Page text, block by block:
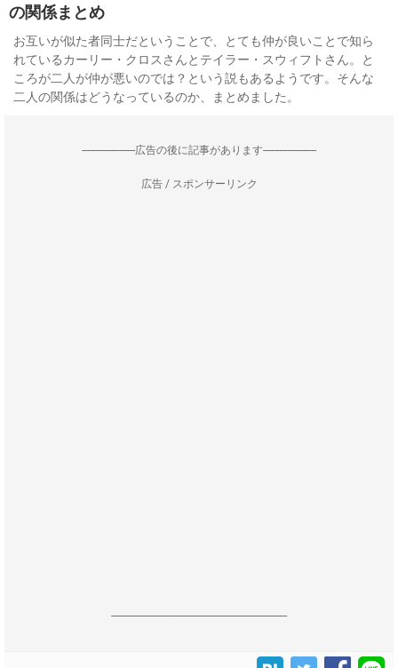
の関係まとめ
お互いが似た者同士だということで、とても仲が良いことで知ら
れているカーリー・クロスさんとテイラー・スウィフトさん。と
ころが二人が仲が悪いのでは？という説もあるようです。そんな
二人の関係はどうなっているのか、まとめました。
--------------------広告の後に記事があります--------------------
広告 / スポンサーリンク
------------------------------------------------------------------